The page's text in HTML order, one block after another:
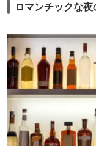
ロマンチックな